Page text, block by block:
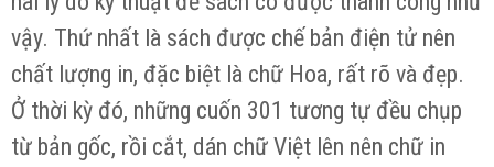
vậy. Thứ nhất là sách được chế bản điện tử nên
chất lượng in, đặc biệt là chữ Hoa, rất rõ và đẹp.
Ở thời kỳ đó, những cuốn 301 tương tự đều chụp
từ bản gốc, rồi cắt, dán chữ Việt lên nên chữ in